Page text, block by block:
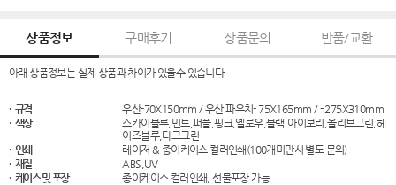
상품정보 구매후기 상품문의 반품/교환
아래 상품정보는 실제 상품과 차이가 있을수 있습니다
· 규격
우산-70X150mm / 우산 파우치- 75X165mm / - 275X310mm
· 색상
스카이블루,민트,퍼플,핑크,옐로우,블랙,아이보리,올리브그린,헤
이즈블루,다크그린
· 인쇄
레이저 & 종이케이스 컬러인쇄(100개미만시 별도 문의)
· 재질
ABS,UV
· 케이스 및 포장
종이케이스 컬러인쇄, 선물포장 가능